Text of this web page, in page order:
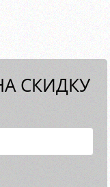
СКИДКУ